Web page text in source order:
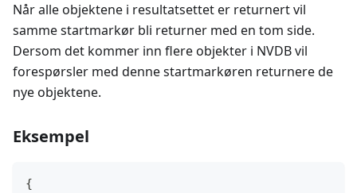
Når alle objektene i resultatsettet er returnert vil
samme startmarkør bli returner med en tom side.
Dersom det kommer inn flere objekter i NVDB vil
forespørsler med denne startmarkøren returnere de
nye objektene.
Eksempel
{